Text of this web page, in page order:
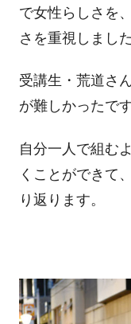
で女性らしさを
さを重視しまし
受講生・荒道さ
が難しかったです
自分一人で組む
くことができて
り返ります。